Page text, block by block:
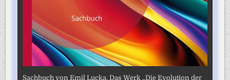
Sachbuch von Emil Lucka. Das Werk „Die Evolution der